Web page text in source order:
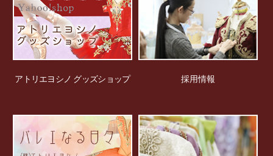
アトリエヨシノ グッズショップ 採用情報